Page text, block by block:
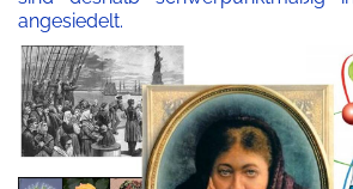
angesiedelt.